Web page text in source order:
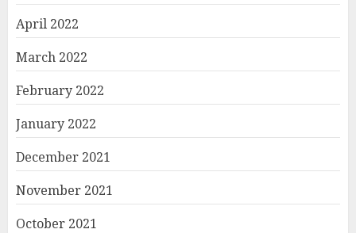
April 2022
March 2022
February 2022
January 2022
December 2021
November 2021
October 2021